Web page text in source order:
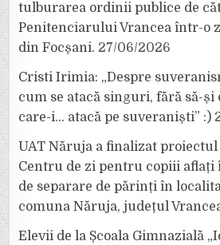
tulburarea ordinii publice de
Penitenciarului Vrancea într-o
din Focșani. 27/06/2026
Cristi Irimia: „Despre
cum se atacă singuri, fără să-și
care-i… atacă pe suveraniști” :)
UAT Năruja a finalizat
Centru de zi pentru copiii aflați
de separare de părinți în
comuna Năruja, județul
Elevii de la Școala Gimnazială